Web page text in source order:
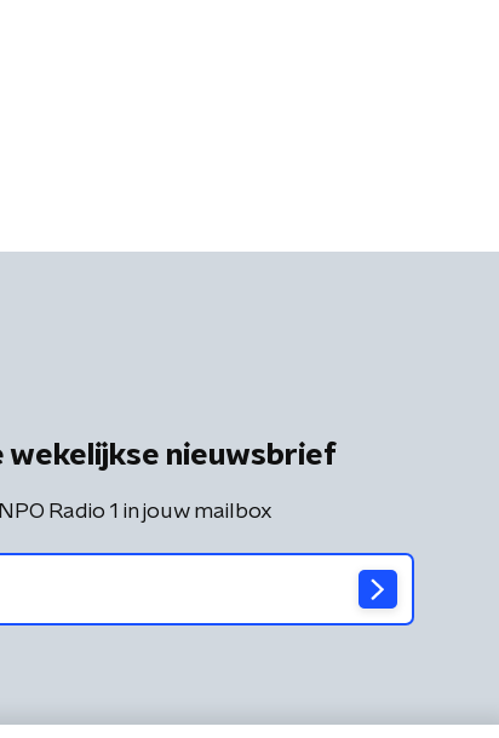
wekelijkse nieuwsbrief
Radio 1 in jouw mailbox